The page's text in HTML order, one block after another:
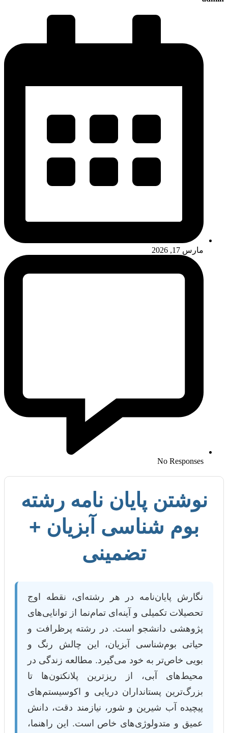
پایان نامه رشته
شناسی آبزیان +
تضمینی
پایان‌نامه در هر رشته‌ای، نقطه اوج
تکمیلی و آینه‌ای تمام‌نما از توانایی‌های
دانشجو است. در رشته پرظرافت و
بوم‌شناسی آبزیان، این چالش رنگ و
به خود می‌گیرد. مطالعه زندگی در
آبی، از ریزترین پلانکتون‌ها تا
پستانداران دریایی و اکوسیستم‌های
آب شیرین و شور، نیازمند دقت، دانش
متدولوژی‌های خاص است. این راهنما،